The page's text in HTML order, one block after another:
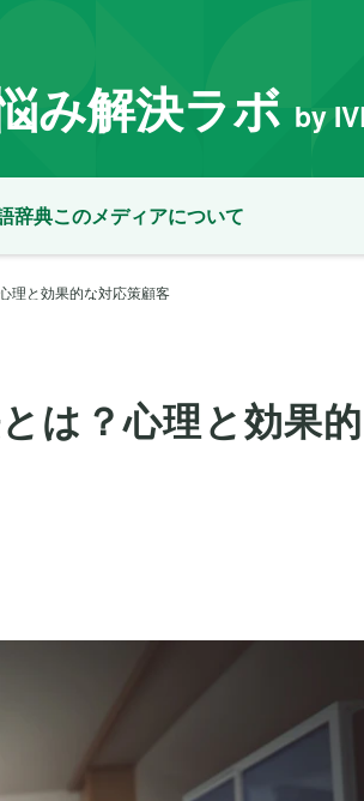
み解決ラボ by
辞典このメディアについて
理と効果的な対応策顧客
は？心理と効果的